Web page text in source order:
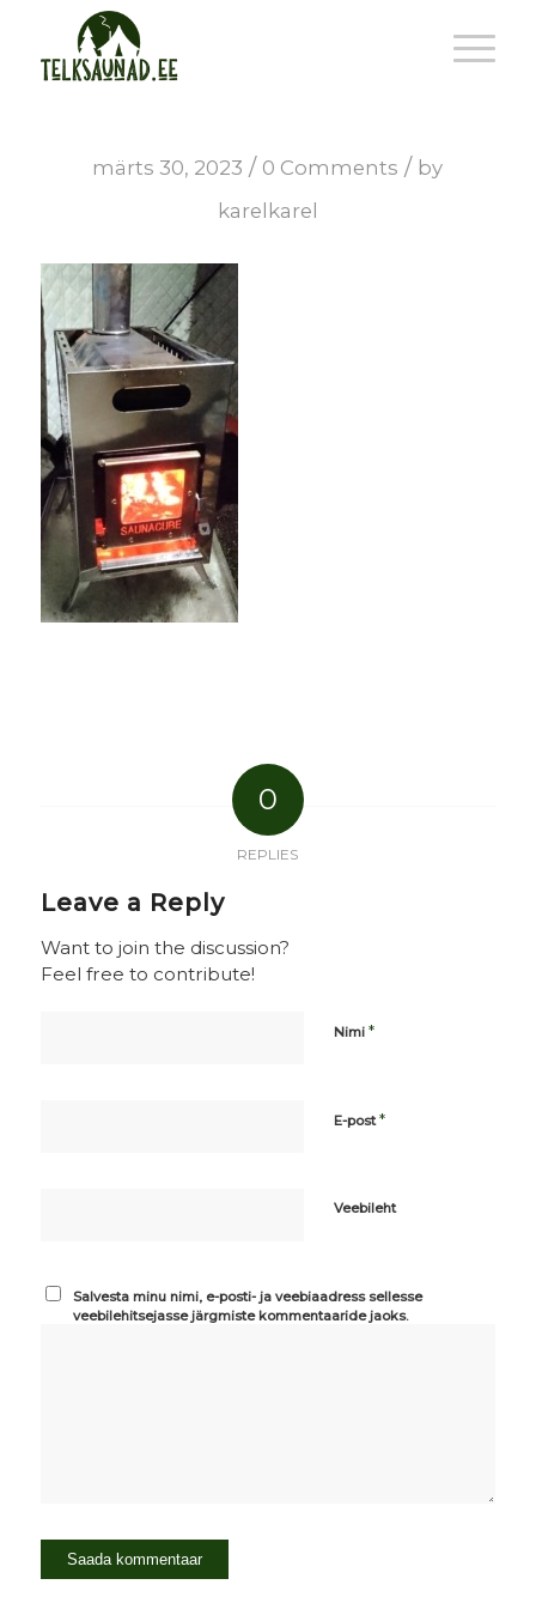
märts 30, 2023 / 0 Comments / by
karelkarel
0
REPLIES
Leave a Reply
Want to join the discussion?
Feel free to contribute!
Nimi *
E-post*
Veebileht
Salvesta minu nimi, e-posti- ja veebiaadress sellesse
veebilehitsejasse järgmiste kommentaaride jaoks.